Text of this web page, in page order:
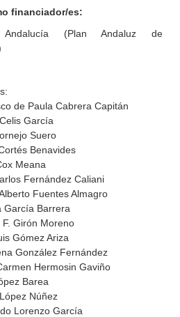
financiador/es:
(Plan Andaluz de
de Paula Cabrera Capitán
García
Suero
Benavides
Meana
Fernández Caliani
Fuentes Almagro
García Barrera
F. Girón Moreno
Gómez Ariza
González Fernández
Hermosin Gaviño
Barea
Núñez
Lorenzo García